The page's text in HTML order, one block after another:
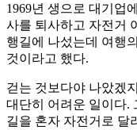
1969년 생으로 대기업
사를 퇴사하고 자전거
행길에 나섰는데 여행
것이라고 했다.
걷는 것보다야 나았겠
대단히 어려운 일이다.
길을 혼자 자전거로 달